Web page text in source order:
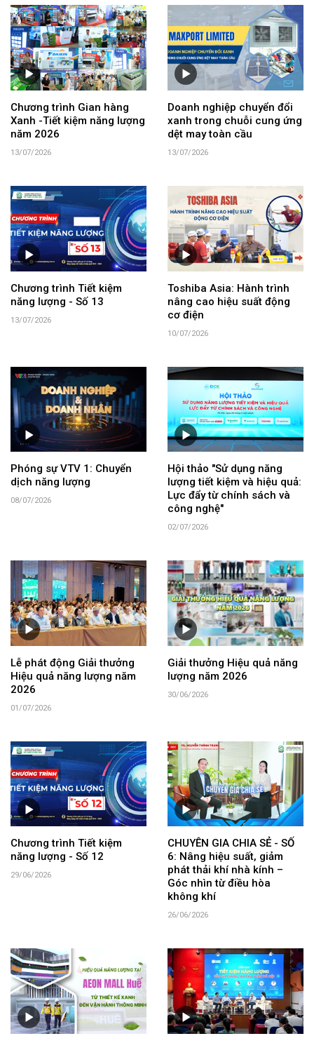
Chương trình Gian hàng
Xanh -Tiết kiệm năng lượng
năm 2026
13/07/2026
Doanh nghiệp chuyển đổi
xanh trong chuỗi cung ứng
dệt may toàn cầu
13/07/2026
Chương trình Tiết kiệm
năng lượng - Số 13
13/07/2026
Toshiba Asia: Hành trình
nâng cao hiệu suất động
cơ điện
10/07/2026
Phóng sự VTV 1: Chuyển
dịch năng lượng
08/07/2026
Hội thảo "Sử dụng năng
lượng tiết kiệm và hiệu quả:
Lực đẩy từ chính sách và
công nghệ"
02/07/2026
Lễ phát động Giải thưởng
Hiệu quả năng lượng năm
2026
01/07/2026
Giải thưởng Hiệu quả năng
lượng năm 2026
30/06/2026
Chương trình Tiết kiệm
năng lượng - Số 12
29/06/2026
CHUYÊN GIA CHIA SẺ - SỐ
6: Nâng hiệu suất, giảm
phát thải khí nhà kính –
Góc nhìn từ điều hòa
không khí
26/06/2026